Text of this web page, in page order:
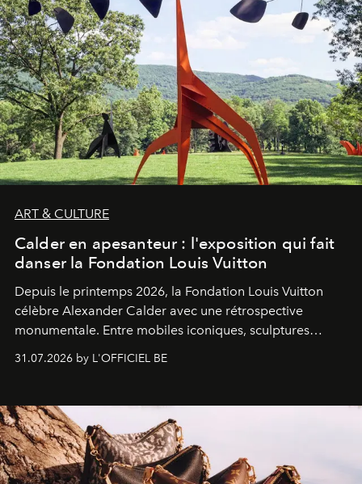
ART & CULTURE
Calder en apesanteur : l'exposition qui fait
danser la Fondation Louis Vuitton
Depuis le printemps 2026, la Fondation Louis Vuitton
célèbre Alexander Calder avec une rétrospective
monumentale. Entre mobiles iconiques, sculptures
monumentales et poésie du mouvement, l'artiste
américain investit les espaces imaginés par Frank Gehry
sculpture.
31.07.2026 by L'OFFICIEL BE